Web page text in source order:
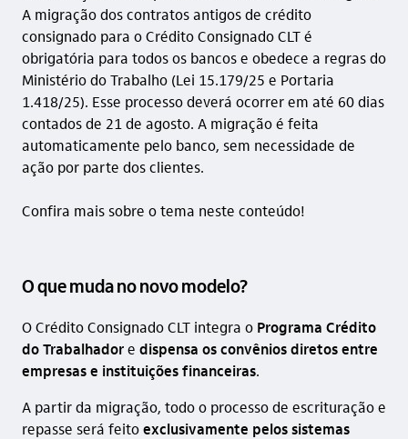
A migração dos contratos antigos de crédito
consignado para o Crédito Consignado CLT é
obrigatória para todos os bancos e obedece a regras do
Ministério do Trabalho (Lei 15.179/25 e Portaria
1.418/25). Esse processo deverá ocorrer em até 60 dias
contados de 21 de agosto. A migração é feita
automaticamente pelo banco, sem necessidade de
ação por parte dos clientes.
Confira mais sobre o tema neste conteúdo!
O que muda no novo modelo?
O Crédito Consignado CLT integra o Programa Crédito
do Trabalhadore dispensa os convênios diretos entre
empresas e instituições financeiras.
A partir da migração, todo o processo de escrituração e
repasse será feitoexclusivamente pelos sistemas